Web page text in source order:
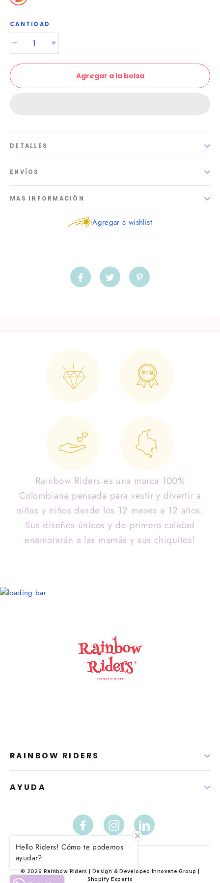
CANTIDAD
Agregar a la bolsa
DETALLES
ENVÍOS
MAS INFORMACIÓN
Agregar a wishlist
Compartir Tuitear
Pinear
Rainbow Riders es una marca 100%
Colombiana pensada para vestir y divertir a
niñas y niños desde los 12 meses a 12 años.
Sus diseños únicos y de primera calidad
enamorarán a las mamás y sus chiquitos!
RAINBOW RIDERS
AYUDA
FacebookInstagramLinkedIn
© 2026 Rainbow Riders | Design & Developed Innovate Group |
Shopify Experts
Hello Riders! Cómo te podemos
ayudar?